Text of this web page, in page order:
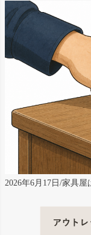
2026年6月17日/家具